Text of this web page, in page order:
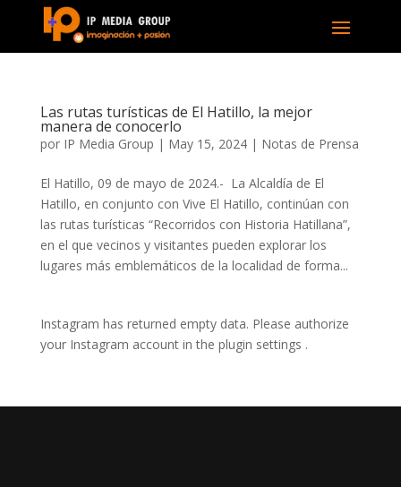
Las rutas turísticas de El Hatillo, la mejor
manera de conocerlo
por IP Media Group | May 15, 2024| Notas de Prensa
El Hatillo, 09 de mayo de 2024.- La Alcaldía de El
Hatillo, en conjunto con Vive El Hatillo, continúan con
las rutas turísticas “Recorridos con Historia Hatillana”,
en el que vecinos y visitantes pueden explorar los
lugares más emblemáticos de la localidad de forma...
Instagram has returned empty data. Please authorize
your Instagram account in the plugin settings .